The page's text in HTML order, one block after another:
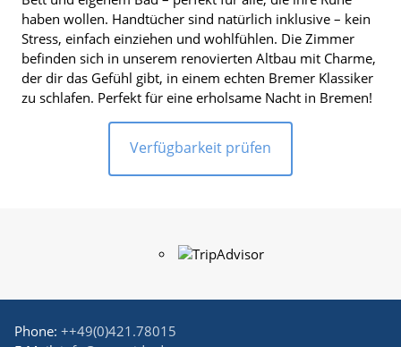
haben wollen. Handtücher sind natürlich inklusive – kein
Stress, einfach einziehen und wohlfühlen. Die Zimmer
befinden sich in unserem renovierten Altbau mit Charme,
der dir das Gefühl gibt, in einem echten Bremer Klassiker
zu schlafen. Perfekt für eine erholsame Nacht in Bremen!
Verfügbarkeit prüfen
Phone: ++49(0)421.78015